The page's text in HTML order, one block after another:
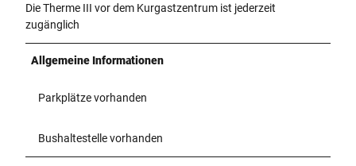
Die Therme III vor dem Kurgastzentrum ist jederzeit
zugänglich
Allgemeine Informationen
Parkplätze vorhanden
Bushaltestelle vorhanden